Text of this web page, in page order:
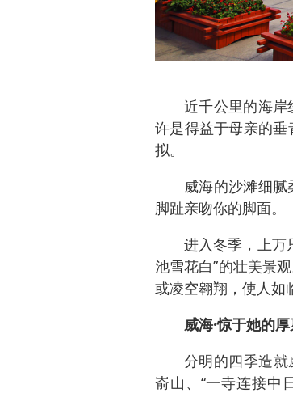
近千公里的海
许是得益于母亲的
拟。
威海的沙滩细
脚趾亲吻你的脚面。
进入冬季，上万
池雪花白”的壮美景
或凌空翱翔，使人如
威海·惊于她的
分明的四季造就
嵛山、“一寺连接中